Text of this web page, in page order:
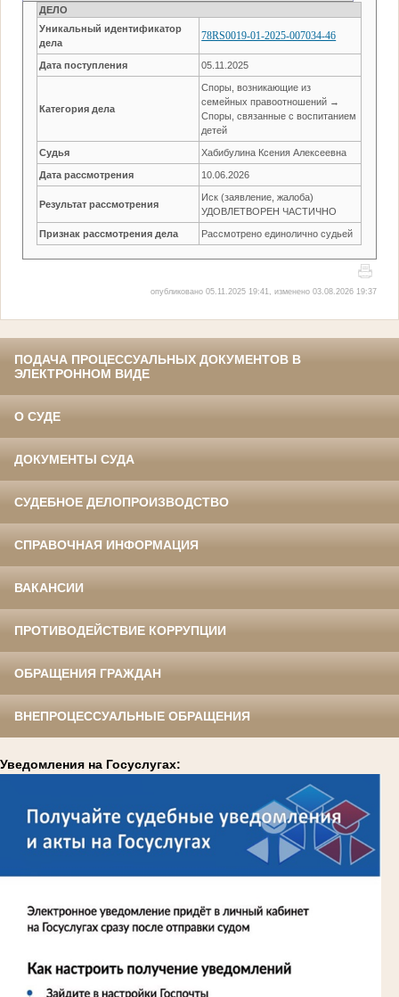
ДЕЛО
Уникальный идентификатор
дела
78RS0019-01-2025-007034-46
Дата поступления 05.11.2025
Категория дела
Споры, возникающие из
семейных правоотношений →
Споры, связанные с воспитанием
детей
Судья Хабибулина Ксения Алексеевна
Дата рассмотрения 10.06.2026
Результат рассмотрения
Иск (заявление, жалоба)
УДОВЛЕТВОРЕН ЧАСТИЧНО
Признак рассмотрения дела Рассмотрено единолично судьей
опубликовано 05.11.2025 19:41, изменено 03.08.2026 19:37
ПОДАЧА ПРОЦЕССУАЛЬНЫХ ДОКУМЕНТОВ В
ЭЛЕКТРОННОМ ВИДЕ
О СУДЕ
ДОКУМЕНТЫ СУДА
СУДЕБНОЕ ДЕЛОПРОИЗВОДСТВО
СПРАВОЧНАЯ ИНФОРМАЦИЯ
ВАКАНСИИ
ПРОТИВОДЕЙСТВИЕ КОРРУПЦИИ
ОБРАЩЕНИЯ ГРАЖДАН
ВНЕПРОЦЕССУАЛЬНЫЕ ОБРАЩЕНИЯ
Уведомления на Госуслугах: